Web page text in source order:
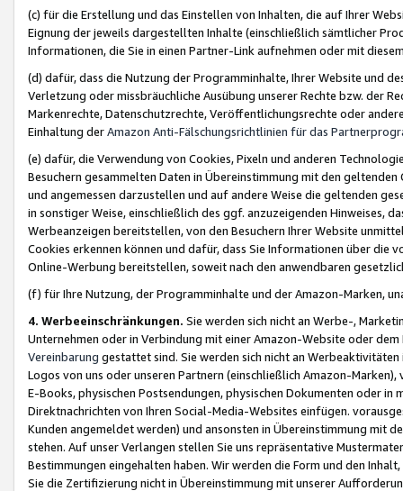
(c) für die Erstellung und das Einstellen von Inhalten, die auf Ihrer
Eignung der jeweils dargestellten Inhalte (einschließlich sämtlicher
Informationen, die Sie in einen Partner-Link aufnehmen oder mit
(d) dafür, dass die Nutzung der Programminhalte, Ihrer Website und
Verletzung oder missbräuchliche Ausübung unserer Rechte bzw. der
Markenrechte, Datenschutzrechte, Veröffentlichungsrechte oder
Einhaltung derAmazon Anti-Fälschungsrichtlinien für das
(e) dafür, die Verwendung von Cookies, Pixeln und anderen
Besuchern gesammelten Daten in Übereinstimmung mit den
und angemessen darzustellen und auf andere Weise die geltenden
in sonstiger Weise, einschließlich des ggf. anzuzeigenden Hinweises,
Werbeanzeigen bereitstellen, von den Besuchern Ihrer Website
Cookies erkennen können und dafür, dass Sie Informationen über die
Online-Werbung bereitstellen, soweit nach den anwendbaren
(f) für Ihre Nutzung, der Programminhalte und der Amazon-Marken,
4. Werbeeinschränkungen. Sie werden sich nicht an Werbe-,
Unternehmen oder in Verbindung mit einer Amazon-Website oder
Vereinbarung gestattet sind. Sie werden sich nicht an
Logos von uns oder unseren Partnern (einschließlich Amazon-
E-Books, physischen Postsendungen, physischen Dokumenten oder in
Direktnachrichten von Ihren Social-Media-Websites einfügen.
Kunden angemeldet werden) und ansonsten in Übereinstimmung mit
stehen. Auf unser Verlangen stellen Sie uns repräsentative
Bestimmungen eingehalten haben. Wir werden die Form und den
Sie die Zertifizierung nicht in Übereinstimmung mit unserer